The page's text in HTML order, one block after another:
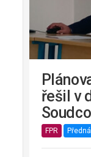
řešil v
FPR